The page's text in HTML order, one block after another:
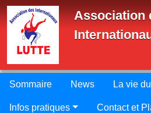
Association
Sommaire News La vie
Infos pratiques Contact et
Panneau de gestion des cookies